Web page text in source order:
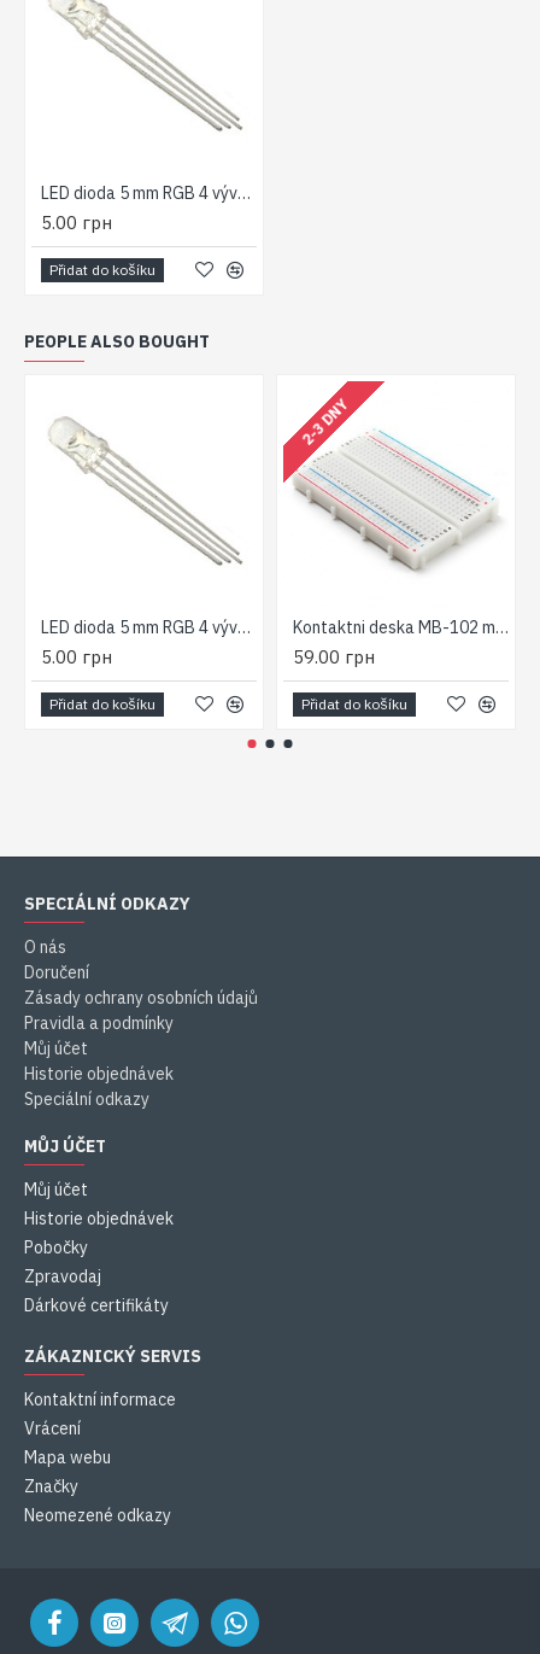
LED dioda 5 mm RGB 4 vývody 1200/5000/3500 mCd
5.00 грн
Přidat do košíku
PEOPLE ALSO BOUGHT
LED dioda 5 mm RGB 4 vývody 1200/5000/3500 mCd
5.00 грн
Přidat do košíku
2-3 DNY
Kontaktni deska MB-102 mini Arduino
59.00 грн
Přidat do košíku
SPECIÁLNÍ ODKAZY
O nás
Doručení
Zásady ochrany osobních údajů
Pravidla a podmínky
Můj účet
Historie objednávek
Speciální odkazy
MŮJ ÚČET
Můj účet
Historie objednávek
Pobočky
Zpravodaj
Dárkové certifikáty
ZÁKAZNICKÝ SERVIS
Kontaktní informace
Vrácení
Mapa webu
Značky
Neomezené odkazy